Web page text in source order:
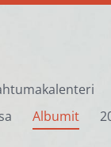
Albumit